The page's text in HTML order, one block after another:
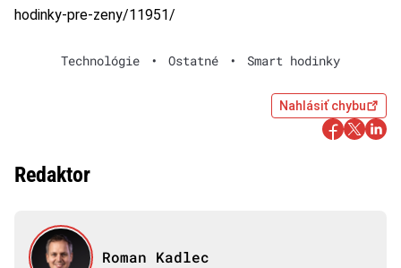
hodinky-pre-zeny/11951/
Technológie • Ostatné • Smart hodinky
Nahlásiť chybu
Redaktor
Roman Kadlec